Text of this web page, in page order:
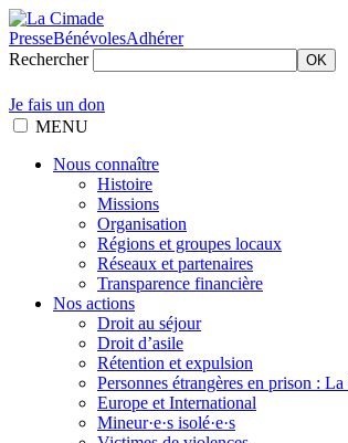
PresseBénévolesAdhérer
Rechercher
OK
Je fais un don
MENU
Nous connaître
Histoire
Missions
Organisation
Régions et groupes locaux
Réseaux et partenaires
Transparence financière
Nos actions
Droit au séjour
Droit d’asile
Rétention et expulsion
Personnes étrangères en prison :
Europe et International
Mineur·e·s isolé·e·s